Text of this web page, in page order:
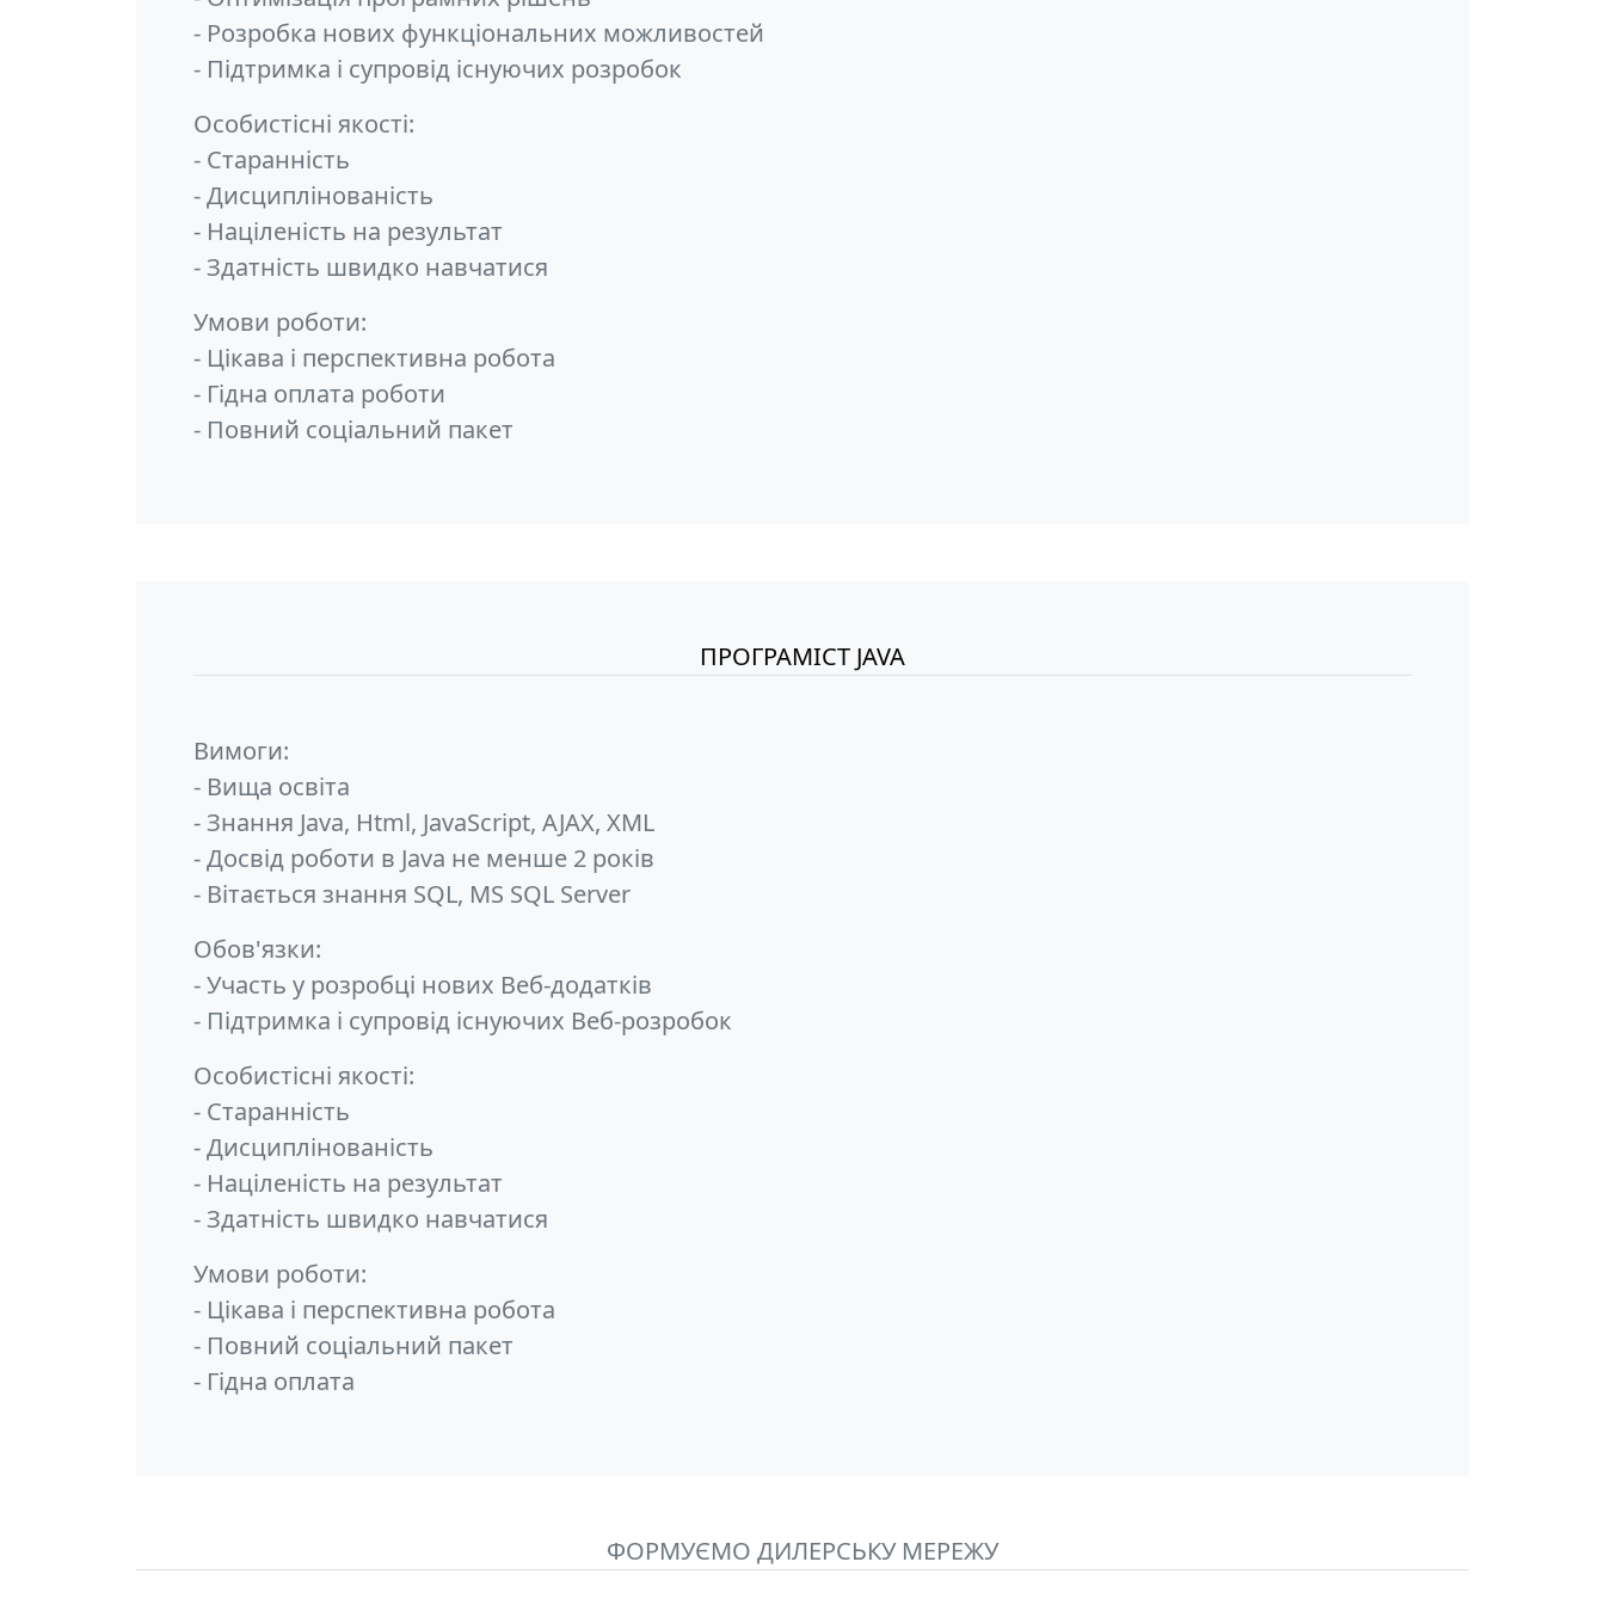
- Розробка нових функціональних можливостей
- Підтримка і супровід існуючих розробок
Особистісні якості:
- Старанність
- Дисциплінованість
- Націленість на результат
- Здатність швидко навчатися
Умови роботи:
- Цікава і перспективна робота
- Гідна оплата роботи
- Повний соціальний пакет
ПРОГРАМІСТ JAVA
Вимоги:
- Вища освіта
- Знання Java, Html, JavaScript, AJAX, XML
- Досвід роботи в Java не менше 2 років
- Вітається знання SQL, MS SQL Server
Обов'язки:
- Участь у розробці нових Веб-додатків
- Підтримка і супровід існуючих Веб-розробок
Особистісні якості:
- Старанність
- Дисциплінованість
- Націленість на результат
- Здатність швидко навчатися
Умови роботи:
- Цікава і перспективна робота
- Повний соціальний пакет
- Гідна оплата
ФОРМУЄМО ДИЛЕРСЬКУ МЕРЕЖУ